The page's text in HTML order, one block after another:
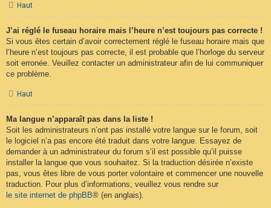
Haut
J’ai réglé le fuseau horaire mais l’heure n’est toujours pas correcte !
Si vous êtes certain d’avoir correctement réglé le fuseau horaire mais que
l’heure n’est toujours pas correcte, il est probable que l’horloge du serveur
soit erronée. Veuillez contacter un administrateur afin de lui communiquer
ce problème.
Haut
Ma langue n’apparaît pas dans la liste !
Soit les administrateurs n’ont pas installé votre langue sur le forum, soit
le logiciel n’a pas encore été traduit dans votre langue. Essayez de
demander à un administrateur du forum s’il est possible qu’il puisse
installer la langue que vous souhaitez. Si la traduction désirée n’existe
pas, vous êtes libre de vous porter volontaire et commencer une nouvelle
traduction. Pour plus d’informations, veuillez vous rendre sur
le site internet de phpBB® (en anglais).